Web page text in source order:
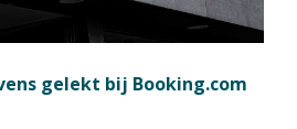
gelekt bij Booking.com